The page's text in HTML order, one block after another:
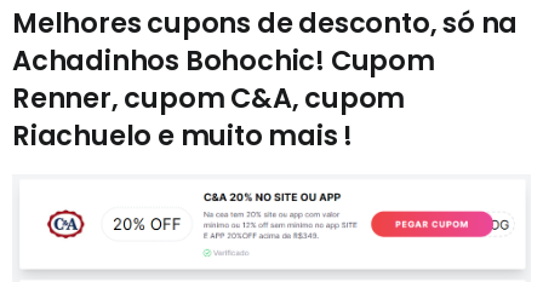
Melhores cupons de desconto, só na
Achadinhos Bohochic! Cupom
Renner, cupom C&A, cupom
Riachuelo e muito mais !